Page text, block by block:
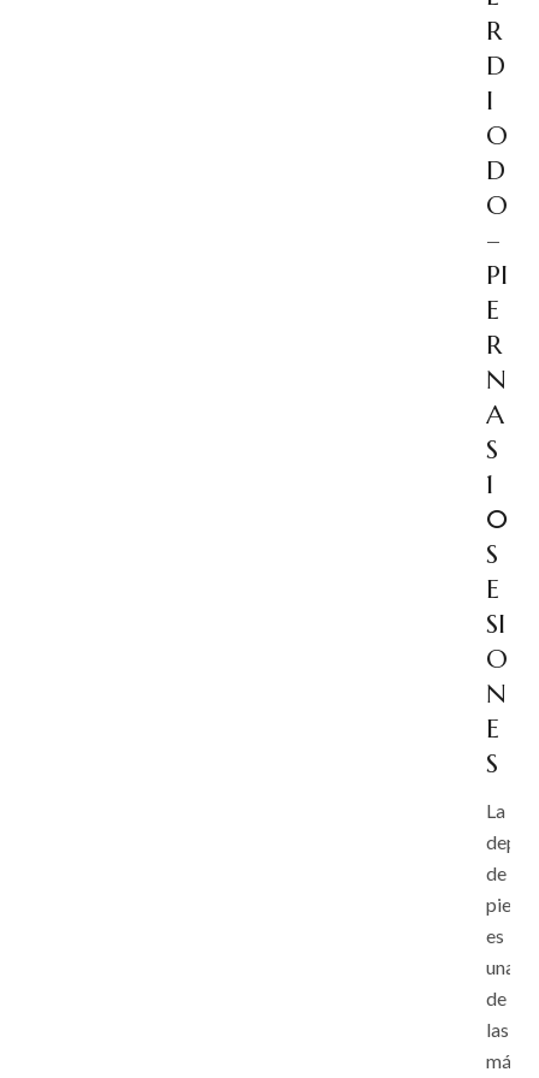
R
D
I
O
D
O
–
PI
E
R
N
A
S
1
0
S
E
SI
O
N
E
S
La
de
es
una
de
las
más